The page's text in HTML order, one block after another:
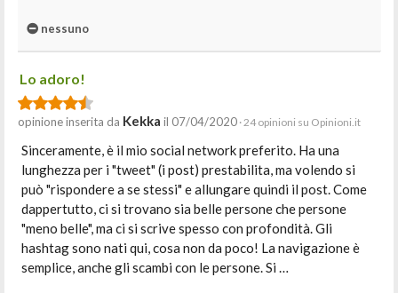
nessuno
Lo adoro!
opinione inserita da Kekka il 07/04/2020 · 24 opinioni su Opinioni.it
Sinceramente, è il mio social network preferito. Ha una
lunghezza per i "tweet" (i post) prestabilita, ma volendo si
può "rispondere a se stessi" e allungare quindi il post. Come
dappertutto, ci si trovano sia belle persone che persone
"meno belle", ma ci si scrive spesso con profondità. Gli
hashtag sono nati qui, cosa non da poco! La navigazione è
semplice, anche gli scambi con le persone. Si …